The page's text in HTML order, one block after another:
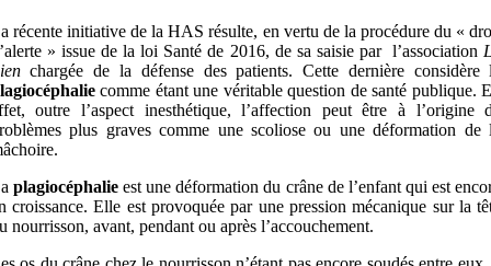
récente initiative de la HAS résulte, en vertu de la procédure du «
» issue de la loi Santé de 2016, de sa saisie par l’association
chargée de la défense des patients. Cette dernière considère
comme étant une véritable question de santé publique.
outre l’aspect inesthétique, l’affection peut être à l’origine
plus graves comme une scoliose ou une déformation de
plagiocéphalieest une déformation du crâne de l’enfant qui est
croissance. Elle est provoquée par une pression mécanique sur la
nourrisson, avant, pendant ou après l’accouchement.